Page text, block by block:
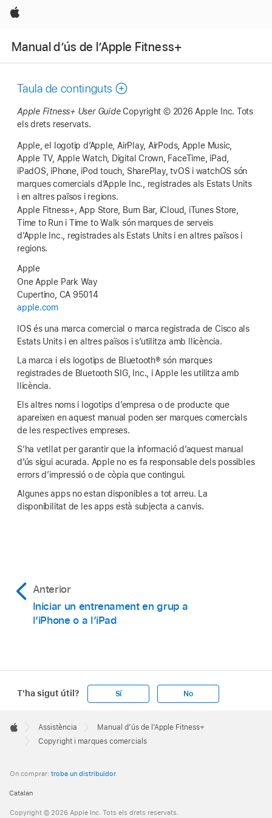
Apple
Manual d’ús de l’Apple Fitness+
Taula de continguts
Apple Fitness+ User Guide Copyright © 2026 Apple Inc. Tots
els drets reservats.
Apple, el logotip d’Apple, AirPlay, AirPods, Apple Music,
Apple TV, Apple Watch, Digital Crown, FaceTime, iPad,
iPadOS, iPhone, iPod touch, SharePlay, tvOS i watchOS són
marques comercials d’Apple Inc., registrades als Estats Units
i en altres països i regions.
Apple Fitness+, App Store, Burn Bar, iCloud, iTunes Store,
Time to Run i Time to Walk són marques de serveis
d’Apple Inc., registrades als Estats Units i en altres països i
regions.
Apple
One Apple Park Way
Cupertino, CA 95014
apple.com
IOS és una marca comercial o marca registrada de Cisco als
Estats Units i en altres països i s’utilitza amb llicència.
La marca i els logotips de Bluetooth® són marques
registrades de Bluetooth SIG, Inc., i Apple les utilitza amb
llicència.
Els altres noms i logotips d’empresa o de producte que
apareixen en aquest manual poden ser marques comercials
de les respectives empreses.
S’ha vetllat per garantir que la informació d’aquest manual
d’ús sigui acurada. Apple no es fa responsable dels possibles
errors d’impressió o de còpia que contingui.
Algunes apps no estan disponibles a tot arreu. La
disponibilitat de les apps està subjecta a canvis.
Anterior
Iniciar un entrenament en grup a
l’iPhone o a l’iPad
T'ha sigut útil? Sí No
Footer

Apple
Assistència
Manual d’ús de l’Apple Fitness+
Copyright i marques comercials
On comprar: troba un distribuïdor.
Catalan
Copyright © 2026 Apple Inc. Tots els drets reservats.